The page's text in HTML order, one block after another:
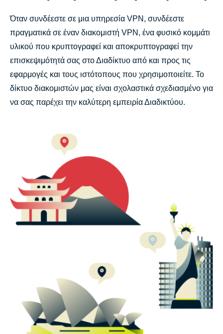
Όταν συνδέεστε σε μια υπηρεσία VPN, συνδέεστε
πραγματικά σε έναν διακομιστή VPN, ένα φυσικό κομμάτι
υλικού που κρυπτογραφεί και αποκρυπτογραφεί την
επισκεψιμότητά σας στο Διαδίκτυο από και προς τις
εφαρμογές και τους ιστότοπους που χρησιμοποιείτε. Το
δίκτυο διακομιστών μας είναι σχολαστικά σχεδιασμένο για
να σας παρέχει την καλύτερη εμπειρία Διαδικτύου.